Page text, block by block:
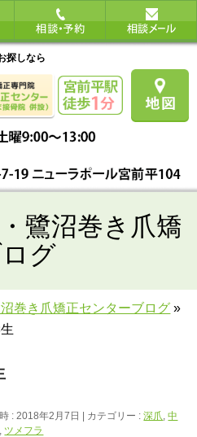
探しなら
鷺沼巻き爪矯
グ
巻き爪矯正センターブログ »
: 2018年2月7日 カテゴリー :深爪,中
, ツメフラ